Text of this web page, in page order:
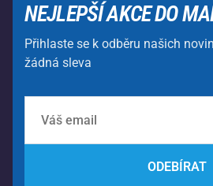
NEJLEPŠÍ AKCE DO
Přihlaste se k odběru našich
žádná sleva
ODEBÍRAT